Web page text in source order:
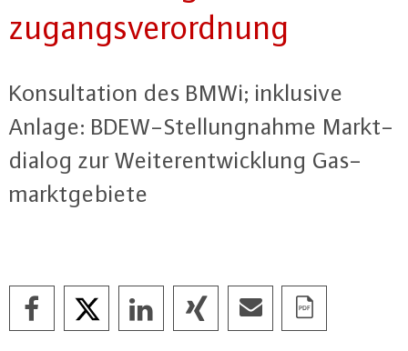
zu­gangs­ver­ord­nung
Kon­sul­ta­ti­on des BMWi; inklusive
Anlage: BDEW-Stel­lung­nah­me Markt­
dia­log zur Wei­ter­ent­wick­lung Gas­
markt­ge­bie­te